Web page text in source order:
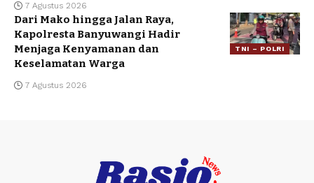
7 Agustus 2026
TNI – POLRI
Dari Mako hingga Jalan Raya,
Kapolresta Banyuwangi Hadir
Menjaga Kenyamanan dan
Keselamatan Warga
7 Agustus 2026